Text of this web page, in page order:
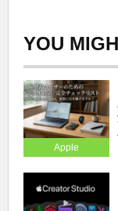
YOU
Apple